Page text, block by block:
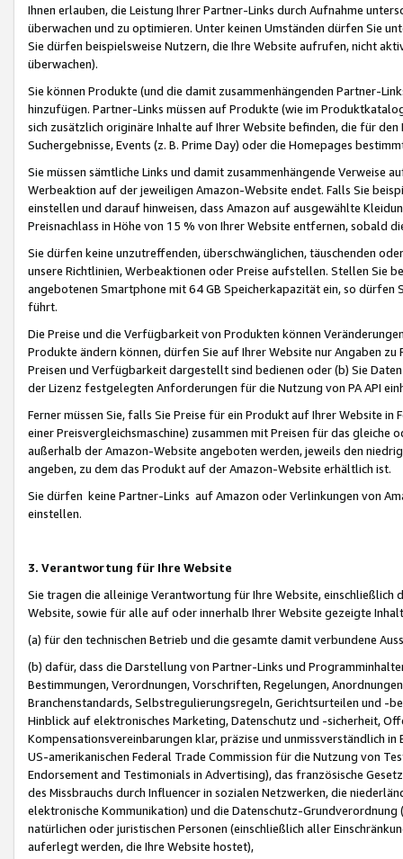
Ihnen erlauben, die Leistung Ihrer Partner-Links durch Aufnahme
überwachen und zu optimieren. Unter keinen Umständen dürfen Sie
Sie dürfen beispielsweise Nutzern, die Ihre Website aufrufen, nicht
überwachen).
Sie können Produkte (und die damit zusammenhängenden Partner-
hinzufügen. Partner-Links müssen auf Produkte (wie im
sich zusätzlich originäre Inhalte auf Ihrer Website befinden, die für
Suchergebnisse, Events (z. B. Prime Day) oder die Homepages
Sie müssen sämtliche Links und damit zusammenhängende
Werbeaktion auf der jeweiligen Amazon-Website endet. Falls Sie
einstellen und darauf hinweisen, dass Amazon auf ausgewählte
Preisnachlass in Höhe von 15 % von Ihrer Website entfernen, sobald
Sie dürfen keine unzutreffenden, überschwänglichen, täuschenden
unsere Richtlinien, Werbeaktionen oder Preise aufstellen. Stellen Sie
angebotenen Smartphone mit 64 GB Speicherkapazität ein, so dürfen
führt.
Die Preise und die Verfügbarkeit von Produkten können
Produkte ändern können, dürfen Sie auf Ihrer Website nur Angaben
Preisen und Verfügbarkeit dargestellt sind bedienen oder (b) Sie
der Lizenz festgelegten Anforderungen für die Nutzung von PA API
Ferner müssen Sie, falls Sie Preise für ein Produkt auf Ihrer Website
einer Preisvergleichsmaschine) zusammen mit Preisen für das
außerhalb der Amazon-Website angeboten werden, jeweils den
angeben, zu dem das Produkt auf der Amazon-Website erhältlich ist.
Sie dürfen keine Partner-Links auf Amazon oder Verlinkungen von
einstellen.
3. Verantwortung für Ihre Website
Sie tragen die alleinige Verantwortung für Ihre Website,
Website, sowie für alle auf oder innerhalb Ihrer Website gezeigte
(a) für den technischen Betrieb und die gesamte damit verbundene
(b) dafür, dass die Darstellung von Partner-Links und
Bestimmungen, Verordnungen, Vorschriften, Regelungen,
Branchenstandards, Selbstregulierungsregeln, Gerichtsurteilen und -
Hinblick auf elektronisches Marketing, Datenschutz und -sicherheit,
Kompensationsvereinbarungen klar, präzise und unmissverständlich
US-amerikanischen Federal Trade Commission für die Nutzung von
Endorsement and Testimonials in Advertising), das französische
des Missbrauchs durch Influencer in sozialen Netzwerken, die
elektronische Kommunikation) und die Datenschutz-
natürlichen oder juristischen Personen (einschließlich aller
auferlegt werden, die Ihre Website hostet),